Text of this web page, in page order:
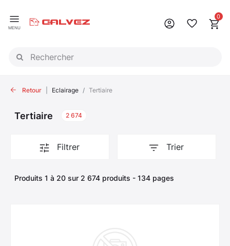
MENU
0
Retour Eclairage Tertiaire
Tertiaire 2 674
Filtrer Trier
Produits 1 à 20 sur 2 674 produits - 134 pages